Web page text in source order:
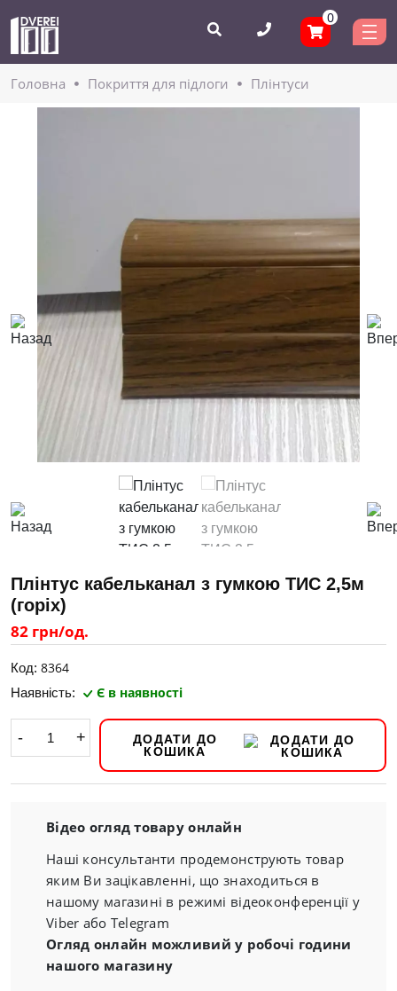
0
Головнa Покриття для підлоги Плінтуси
Плінтус кабельканал з гумкою ТИС 2,5м
(горіх)
82 грн/од.
Код: 8364
Наявність: Є в наявності
- +
ДОДАТИ ДО
КОШИКА
Відео огляд товару онлайн
Наші консультанти продемонструють товар
яким Ви зацікавленні, що знаходиться в
нашому магазині в режимі відеоконференції у
Viber або Telegram
Огляд онлайн можливий у робочі години
нашого магазину